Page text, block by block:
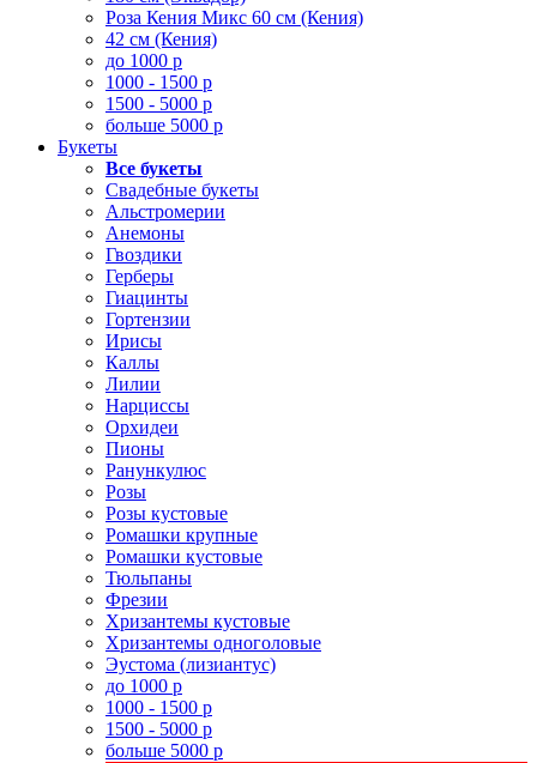
Роза Кения Микс 60 см (Кения)
42 см (Кения)
до 1000 р
1000 - 1500 р
1500 - 5000 р
больше 5000 р
Букеты
Все букеты
Свадебные букеты
Альстромерии
Анемоны
Гвоздики
Герберы
Гиацинты
Гортензии
Ирисы
Каллы
Лилии
Нарциссы
Орхидеи
Пионы
Ранункулюс
Розы
Розы кустовые
Ромашки крупные
Ромашки кустовые
Тюльпаны
Фрезии
Хризантемы кустовые
Хризантемы одноголовые
Эустома (лизиантус)
до 1000 р
1000 - 1500 р
1500 - 5000 р
больше 5000 р